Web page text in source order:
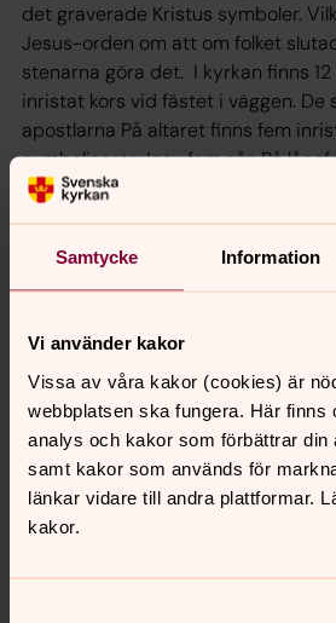
Samtycke Information
Vi använder kakor
Vissa av våra kakor (cookies) är
webbplatsen ska fungera. Här finns
analys och kakor som förbättrar din
samt kakor som används för
länkar vidare till andra plattformar.
kakor.
det graverade Kristus symboler.
Jesus-orden om att om folket
stenarna göra det. I kyrkan finns
inristat kors vid fästet i väggen. De
apostlarna På altaret finns fem
symboliserar Jesu fem sår. På
avklätt ligger det en ros på varje
Korset är konstnären Folke
De 4 mässkrudarna har den
Damklubben både samlat ihop
pengar till dopfunten, julkrubban
statyn, som tidigare stod på altaret,
sakristian.